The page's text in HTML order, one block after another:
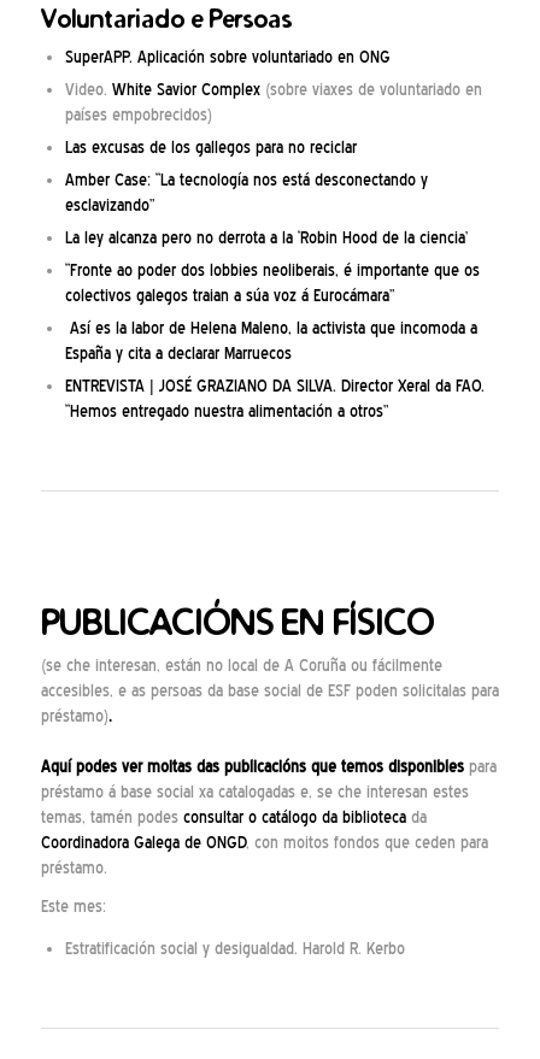
Voluntariado e Persoas
SuperAPP. Aplicación sobre voluntariado en ONG
Video. White Savior Complex(sobre viaxes de voluntariado en
países empobrecidos)
Las excusas de los gallegos para no reciclar
Amber Case: “La tecnología nos está desconectando y
esclavizando”
La ley alcanza pero no derrota a la ‘Robin Hood de la ciencia’
“Fronte ao poder dos lobbies neoliberais, é importante que os
colectivos galegos traian a súa voz á Eurocámara”
Así es la labor de Helena Maleno, la activista que incomoda a
España y cita a declarar Marruecos
ENTREVISTA | JOSÉ GRAZIANO DA SILVA. Director Xeral da FAO.
“Hemos entregado nuestra alimentación a otros”
PUBLICACIÓNS EN FÍSICO
(se che interesan, están no local de A Coruña ou fácilmente
accesibles, e as persoas da base social de ESF poden solicitalas para
préstamo).
Aquípodes ver moitas das publicacións que temos disponiblespara
préstamo á base social xa catalogadas e, se che interesan estes
temas, tamén podes consultar o catálogo da bibliotecada
Coordinadora Galega de ONGD, con moitos fondos que ceden para
préstamo.
Este mes:
Estratificación social y desigualdad. Harold R. Kerbo